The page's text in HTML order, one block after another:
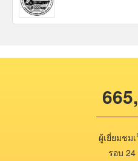
ผู้เยี่ยมชม
รอบ